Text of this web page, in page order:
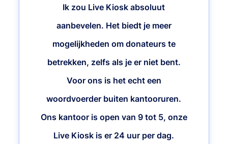
Ik zou Live Kiosk absoluut
aanbevelen. Het biedt je meer
mogelijkheden om donateurs te
betrekken, zelfs als je er niet bent.
Voor ons is het echt een
woordvoerder buiten kantooruren.
Ons kantoor is open van 9 tot 5, onze
Live Kiosk is er 24 uur per dag.